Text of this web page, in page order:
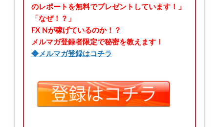
のレポートを無料でプレゼントしています！」
「なぜ！？」
FX Nが稼げているのか！？
メルマガ登録者限定で秘密を教えます！
◆メルマガ登録はコチラ